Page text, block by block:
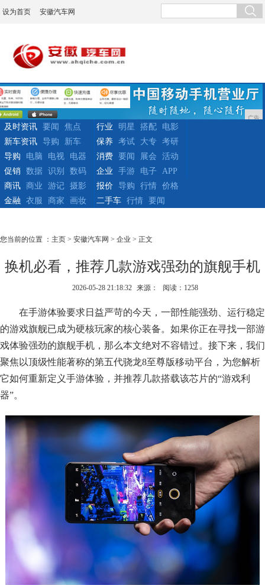
设为首页 安徽汽车网
广告
及时资讯 要闻
焦点
新车资讯
导购 新车
行业 明星 搭配
电影
保养
考试 大专
考研
导购
电脑 电视
电器
促销
数据 识别 数码
消费 要闻 展会
活动
企业
手游 电子
APP
商讯
商业 游记
摄影
金融
衣服 商家 画妆
报价 导购 行情
价格
二手车
行情 要闻
您当前的位置 ： 主页 > 安徽汽车网 > 企业 > 正文
换机必看，推荐几款游戏强劲的旗舰手机
2026-05-28 21:18:32 来源： 阅读：1258
在手游体验要求日益严苛的今天，一部性能强劲、运行稳定
的游戏旗舰已成为硬核玩家的核心装备。如果你正在寻找一部游
戏体验强劲的旗舰手机，那么本文绝对不容错过。接下来，我们
聚焦以顶级性能著称的第五代骁龙8至尊版移动平台，为您解析
它如何重新定义手游体验，并推荐几款搭载该芯片的“游戏利
器”。